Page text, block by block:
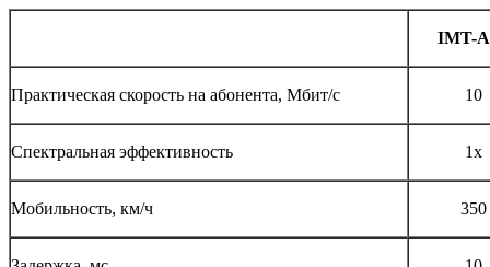
IMT-
Практическая скорость на абонента, Мбит/с 10
Спектральная эффективность 1х
Мобильность, км/ч 350